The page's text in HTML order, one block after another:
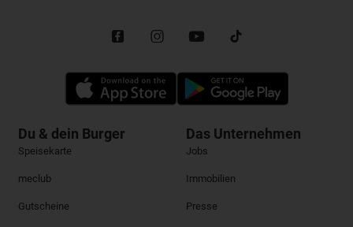
Du & dein Burger
Speisekarte
meclub
Gutscheine
Das Unternehmen
Jobs
Immobilien
Presse